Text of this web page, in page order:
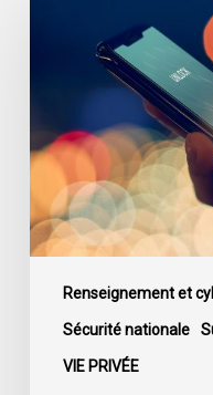
Renseignement et
Sécurité nationale
VIE PRIVÉE
gouvernement
de
cybersécurité
menace
la
vie
privée